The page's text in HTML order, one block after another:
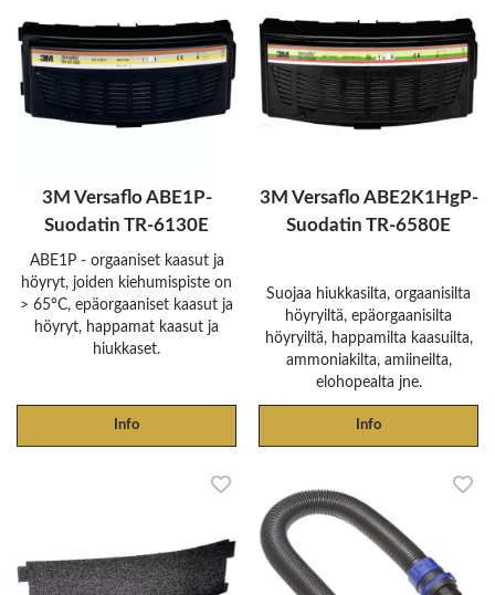
3M Versaflo ABE1P-
Suodatin TR-6130E
ABE1P - orgaaniset kaasut ja
höyryt, joiden kiehumispiste on
> 65°C, epäorgaaniset kaasut ja
höyryt, happamat kaasut ja
hiukkaset.
Info
3M Versaflo ABE2K1HgP-
Suodatin TR-6580E
Suojaa hiukkasilta, orgaanisilta
höyryiltä, epäorgaanisilta
höyryiltä, happamilta kaasuilta,
ammoniakilta, amiineilta,
elohopealta jne.
Info